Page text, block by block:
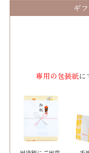
ギ
専用の包装紙に